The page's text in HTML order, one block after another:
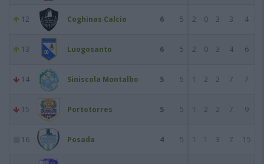
12 Coghinas Calcio 6 5 2 0 3 3 4
13 Luogosanto 6 5 2 0 3 4 6
14 Siniscola Montalbo 5 5 1 2 2 7 7
15 Portotorres 5 5 1 2 2 7 9
16 Posada 4 5 1 1 3 7 15